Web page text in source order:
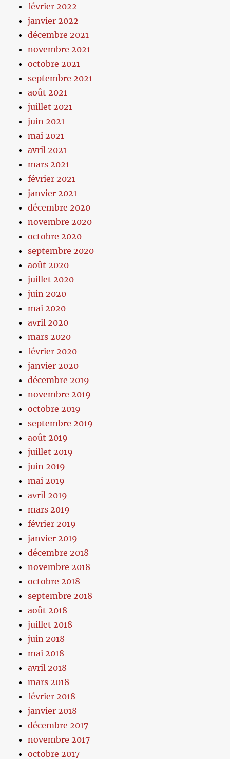
février 2022
janvier 2022
décembre 2021
novembre 2021
octobre 2021
septembre 2021
août 2021
juillet 2021
juin 2021
mai 2021
avril 2021
mars 2021
février 2021
janvier 2021
décembre 2020
novembre 2020
octobre 2020
septembre 2020
août 2020
juillet 2020
juin 2020
mai 2020
avril 2020
mars 2020
février 2020
janvier 2020
décembre 2019
novembre 2019
octobre 2019
septembre 2019
août 2019
juillet 2019
juin 2019
mai 2019
avril 2019
mars 2019
février 2019
janvier 2019
décembre 2018
novembre 2018
octobre 2018
septembre 2018
août 2018
juillet 2018
juin 2018
mai 2018
avril 2018
mars 2018
février 2018
janvier 2018
décembre 2017
novembre 2017
octobre 2017